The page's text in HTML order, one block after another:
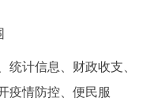
计信息、财政收支、
疫情防控、便民服